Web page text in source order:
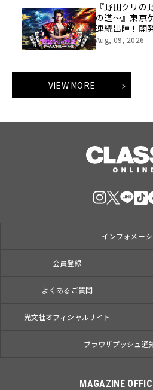
『野田クリ
の道～』東京
連続出陣！開
ームを世界最
Aug, 09, 2026
VIEW MORE
インフォメー
会員登録
よくあるご質問
光文社オフィシャルサイト
ブラウザプッシュ通
MAGAZINE